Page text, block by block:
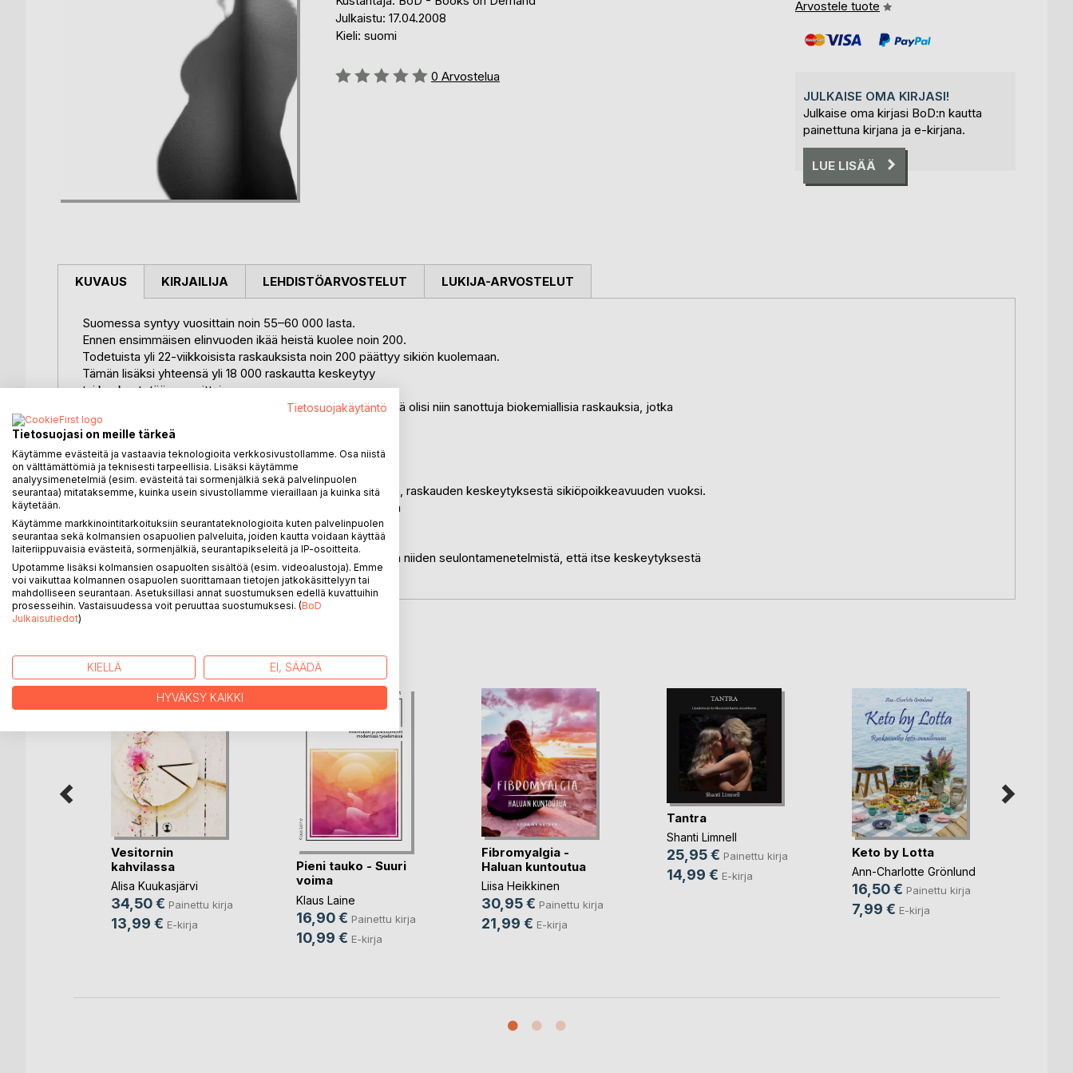
Julkaistu: 17.04.2008
Kieli: suomi
Arvostelu::
0 Arvostelua
Arvostele tuote
JULKAISE OMA KIRJASI!
Julkaise oma kirjasi BoD:n kautta
painettuna kirjana ja e-kirjana.
LUE LISÄÄ
KUVAUS
Suomessa syntyy vuosittain noin 55–60 000 lasta.
Ennen ensimmäisen elinvuoden ikää heistä kuolee noin 200.
Todetuista yli 22-viikkoisista raskauksista noin 200 päättyy sikiön kuolemaan.
Tämän lisäksi yhteensä yli 18 000 raskautta keskeytyy
tai keskeytetään vuosittain.
On myös arvioitu, että jopa puolet kaikista hedelmöityksistä olisi niin sanottuja biokemiallisia raskauksia, jotka
keskeytyvät muutaman vuorokauden
sisällä hedelmöityksestä.
Kuvittelenko vai kuoliko jotain? -kirjaan on koottu
yli 25 naisen kokemuksia arasta ja hyvin vaietusta aiheesta, raskauden keskeytyksestä sikiöpoikkeavuuden vuoksi.
Kirja koostuu Enkelinkosketusvertaistukiryhmään kuuluvien
naisten kokemuksista, tuntemuksista ja ajatuksista.
Kirja sisältää myös tietopaketit sikiöpoikkeavuuksista sekä niiden seulontamenetelmistä, että itse keskeytyksestä
toimenpiteenä.
KIRJAILIJA LEHDISTÖARVOSTELUT LUKIJA-ARVOSTELUT
LISÄÄ KIRJOJA BoD:LLA
Vesitornin
kahvilassa
Alisa Kuukasjärvi
34,50 € Painettu kirja
13,99 € E-kirja
Pieni tauko - Suuri
voima
Klaus Laine
16,90 € Painettu kirja
10,99 € E-kirja
Fibromyalgia -
Haluan kuntoutua
Liisa Heikkinen
30,95 € Painettu kirja
21,99 € E-kirja
Tantra
Shanti Limnell
25,95 € Painettu kirja
14,99 € E-kirja
Keto by Lotta
Ann-Charlotte Grönlund
16,50 € Painettu kirja
7,99 € E-kirja
Tietosuojakäytäntö
Tietosuojasi on meille tärkeä
Käytämme evästeitä ja vastaavia teknologioita verkkosivustollamme. Osa niistä
on välttämättömiä ja teknisesti tarpeellisia. Lisäksi käytämme
analyysimenetelmiä (esim. evästeitä tai sormenjälkiä sekä palvelinpuolen
seurantaa) mitataksemme, kuinka usein sivustollamme vieraillaan ja kuinka sitä
käytetään.
Käytämme markkinointitarkoituksiin seurantateknologioita kuten palvelinpuolen
seurantaa sekä kolmansien osapuolien palveluita, joiden kautta voidaan käyttää
laiteriippuvaisia evästeitä, sormenjälkiä, seurantapikseleitä ja IP-osoitteita.
Upotamme lisäksi kolmansien osapuolten sisältöä (esim. videoalustoja). Emme
voi vaikuttaa kolmannen osapuolen suorittamaan tietojen jatkokäsittelyyn tai
mahdolliseen seurantaan. Asetuksillasi annat suostumuksen edellä kuvattuihin
prosesseihin. Vastaisuudessa voit peruuttaa suostumuksesi. (BoD
Julkaisutiedot)
KIELLÄ EI, SÄÄDÄ
HYVÄKSY KAIKKI